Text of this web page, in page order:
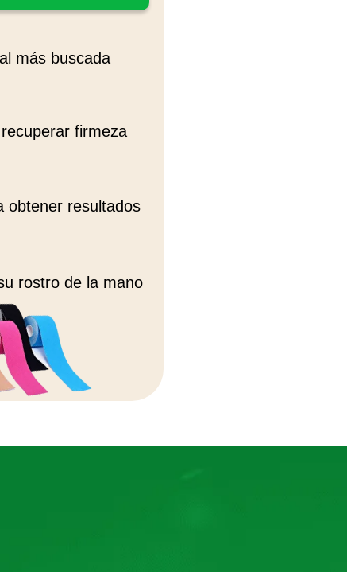
rostro de la mano
firmeza
obtener resultados
más buscada